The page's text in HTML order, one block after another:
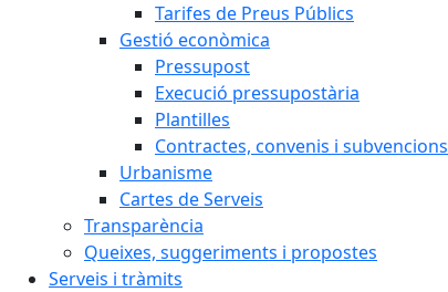
Tarifes de Preus Públics
Gestió econòmica
Pressupost
Execució pressupostària
Plantilles
Contractes, convenis i subvencions
Urbanisme
Cartes de Serveis
Transparència
Queixes, suggeriments i propostes
Serveis i tràmits